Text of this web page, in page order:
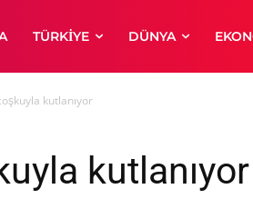
TÜRKIYE DÜNYA
kutlanıyor
kutlanıyor